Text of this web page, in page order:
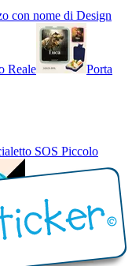
con nome di Design
Reale
Porta
SOS Piccolo
Braccialetto SOS